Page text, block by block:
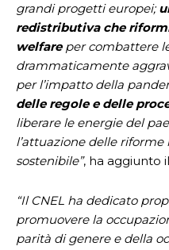
grandi progetti europei;
redistributiva che
welfareper combattere
drammaticamente
per l’impatto della
delle regole e delle
liberare le energie del
l’attuazione delle riforme
sostenibile”, ha aggiunto
“Il CNEL ha dedicato
promuovere la
parità di genere e della